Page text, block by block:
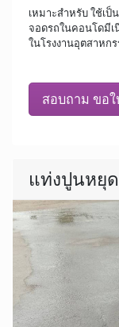
เหมาะสำหรับ ใช้เ
จอดรถในคอนโดมี
ในโรงงานอุตสาหก
สอบถาม ขอใ
แท่งปูนหยุ